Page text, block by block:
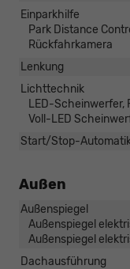
Einparkhilfe
Park Distance
Rückfahrkamera
Lenkung
Lichttechnik
LED-Scheinwerfer,
Voll-LED
Start/Stop-
Außen
Außenspiegel
Außenspiegel
Außenspiegel
Dachausführung